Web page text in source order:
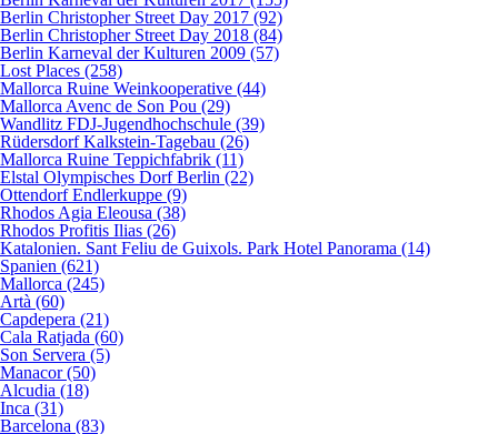
Berlin Christopher Street Day 2017 (92)
Berlin Christopher Street Day 2018 (84)
Berlin Karneval der Kulturen 2009 (57)
Lost Places (258)
Mallorca Ruine Weinkooperative (44)
Mallorca Avenc de Son Pou (29)
Wandlitz FDJ-Jugendhochschule (39)
Rüdersdorf Kalkstein-Tagebau (26)
Mallorca Ruine Teppichfabrik (11)
Elstal Olympisches Dorf Berlin (22)
Ottendorf Endlerkuppe (9)
Rhodos Agia Eleousa (38)
Rhodos Profitis Ilias (26)
Katalonien. Sant Feliu de Guixols. Park Hotel Panorama (14)
Spanien (621)
Mallorca (245)
Artà (60)
Capdepera (21)
Cala Ratjada (60)
Son Servera (5)
Manacor (50)
Alcudia (18)
Inca (31)
Barcelona (83)